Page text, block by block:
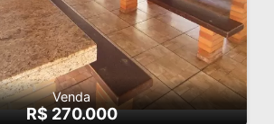
Venda
R$ 270.000